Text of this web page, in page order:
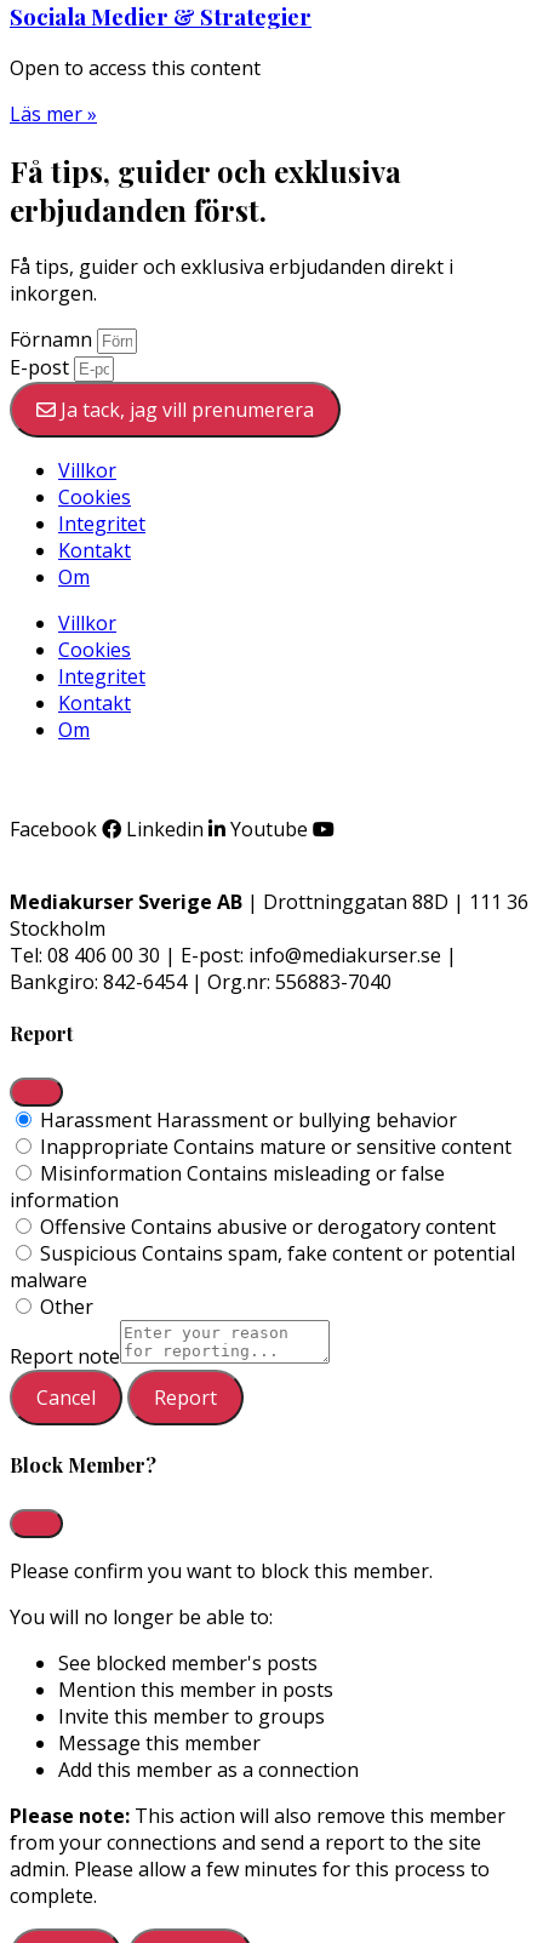
Sociala Medier & Strategier
Open to access this content
Läs mer »
Få tips, guider och exklusiva
erbjudanden först.
Få tips, guider och exklusiva erbjudanden direkt i
inkorgen.
Förnamn
E-post
Ja tack, jag vill prenumerera
Villkor
Cookies
Integritet
Kontakt
Om
Villkor
Cookies
Integritet
Kontakt
Om
Facebook Linkedin Youtube
Mediakurser Sverige AB | Drottninggatan 88D | 111 36
Stockholm
Tel: 08 406 00 30 | E-post: info@mediakurser.se |
Bankgiro: 842-6454 | Org.nr: 556883-7040
Report
Harassment Harassment or bullying behavior
Inappropriate Contains mature or sensitive content
Misinformation Contains misleading or false
information
Offensive Contains abusive or derogatory content
Suspicious Contains spam, fake content or potential
malware
Other
Report note
Report
Block Member?
Please confirm you want to block this member.
You will no longer be able to:
See blocked member's posts
Mention this member in posts
Invite this member to groups
Message this member
Add this member as a connection
Please note: This action will also remove this member
from your connections and send a report to the site
admin. Please allow a few minutes for this process to
complete.